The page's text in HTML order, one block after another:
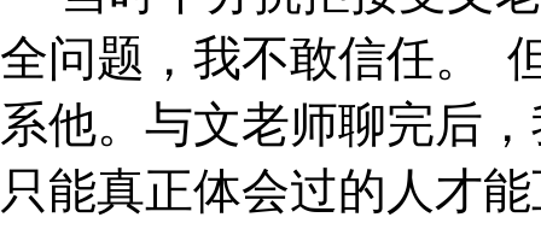
全问题，我不敢信任。
系他。与文老师聊完后
只能真正体会过的人才